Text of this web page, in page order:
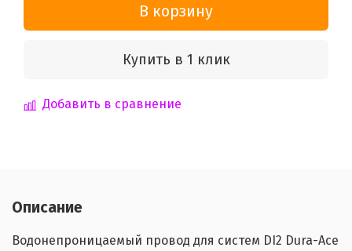
В корзину
Купить в 1 клик
Добавить в сравнение
Описание
Водонепроницаемый провод для систем DI2 Dura-Ace